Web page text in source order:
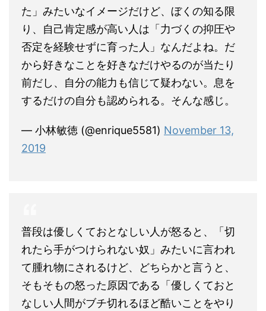
た」みたいなイメージだけど、ぼくの知る限
り、自己肯定感が高い人は「力づくの抑圧や
否定を経験せずに育った人」なんだよね。だ
から好きなことを好きなだけやるのが当たり
前だし、自分の能力も信じて疑わない。息を
するだけの自分も認められる。そんな感じ。
— 小林敏徳 (@enrique5581) November 13,
2019
普段は優しくておとなしい人が怒ると、「切
れたら手がつけられない奴」みたいに言われ
て腫れ物にされるけど、どちらかと言うと、
そもそもの怒った原因である「優しくておと
なしい人間がブチ切れるほど酷いことをやり